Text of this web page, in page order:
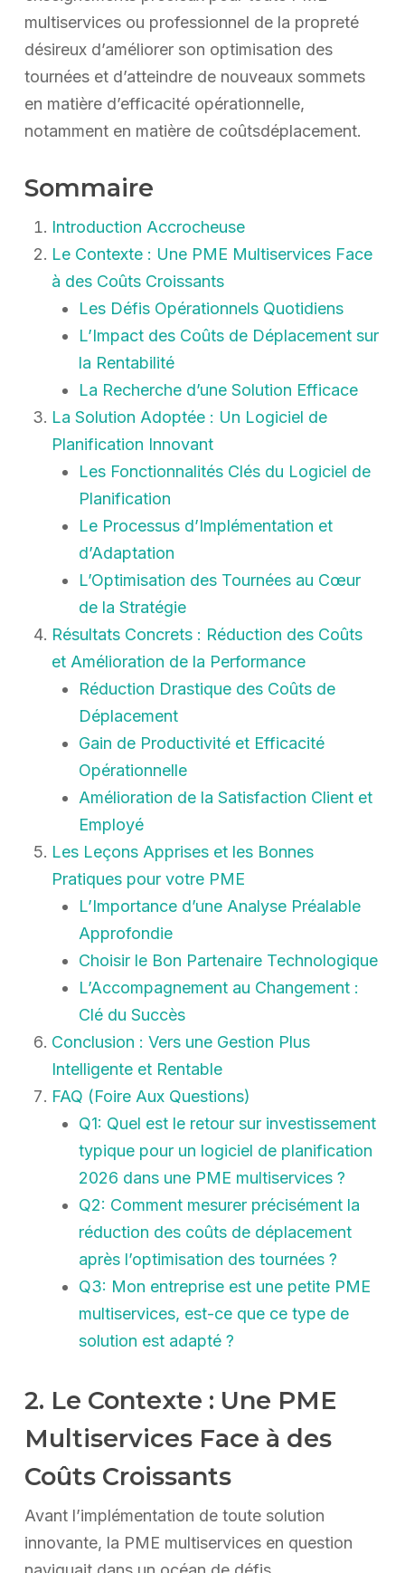
multiservices ou professionnel de la propreté
désireux d’améliorer son optimisation des
tournées et d’atteindre de nouveaux sommets
en matière d’efficacité opérationnelle,
notamment en matière de coûtsdéplacement.
Sommaire
Introduction Accrocheuse
Le Contexte : Une PME Multiservices Face
à des Coûts Croissants
Les Défis Opérationnels Quotidiens
L’Impact des Coûts de Déplacement sur
la Rentabilité
La Recherche d’une Solution Efficace
La Solution Adoptée : Un Logiciel de
Planification Innovant
Les Fonctionnalités Clés du Logiciel de
Planification
Le Processus d’Implémentation et
d’Adaptation
L’Optimisation des Tournées au Cœur
de la Stratégie
Résultats Concrets : Réduction des Coûts
et Amélioration de la Performance
Réduction Drastique des Coûts de
Déplacement
Gain de Productivité et Efficacité
Opérationnelle
Amélioration de la Satisfaction Client et
Employé
Les Leçons Apprises et les Bonnes
Pratiques pour votre PME
L’Importance d’une Analyse Préalable
Approfondie
Choisir le Bon Partenaire Technologique
L’Accompagnement au Changement :
Clé du Succès
Conclusion : Vers une Gestion Plus
Intelligente et Rentable
FAQ (Foire Aux Questions)
Q1: Quel est le retour sur investissement
typique pour un logiciel de planification
2026 dans une PME multiservices ?
Q2: Comment mesurer précisément la
réduction des coûts de déplacement
après l’optimisation des tournées ?
Q3: Mon entreprise est une petite PME
multiservices, est-ce que ce type de
solution est adapté ?
2. Le Contexte : Une PME
Multiservices Face à des
Coûts Croissants
Avant l’implémentation de toute solution
innovante, la PME multiservices en question